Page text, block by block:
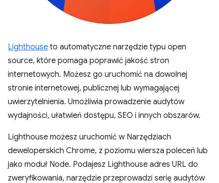
Lighthouse to automatyczne narzędzie typu open
source, które pomaga poprawić jakość stron
internetowych. Możesz go uruchomić na dowolnej
stronie internetowej, publicznej lub wymagającej
uwierzytelnienia. Umożliwia prowadzenie audytów
wydajności, ułatwień dostępu, SEO i innych obszarów.
Lighthouse możesz uruchomić w Narzędziach
deweloperskich Chrome, z poziomu wiersza poleceń lub
jako moduł Node. Podajesz Lighthouse adres URL do
zweryfikowania, narzędzie przeprowadzi serię audytów